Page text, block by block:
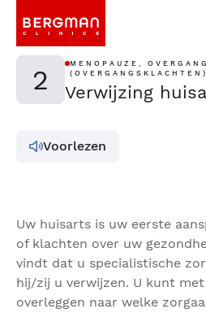
2
MENOPAUZE, OVERGANG
Verwijzing
Voorlezen
Uw huisarts is uw eerste
of klachten over uw
vindt dat u specialistische
hij/zij u verwijzen. U kunt
overleggen naar welke